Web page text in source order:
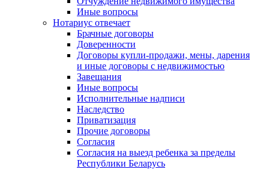
Иные вопросы
Нотариус отвечает
Брачные договоры
Доверенности
Договоры купли-продажи, мены, дарения
и иные договоры с недвижимостью
Завещания
Иные вопросы
Исполнительные надписи
Наследство
Приватизация
Прочие договоры
Согласия
Согласия на выезд ребенка за пределы
Республики Беларусь